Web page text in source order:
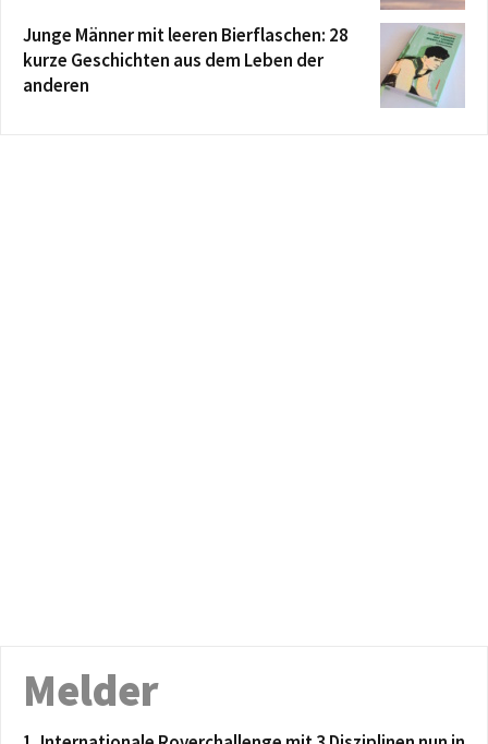
Junge Männer mit leeren Bierflaschen: 28
kurze Geschichten aus dem Leben der
anderen
Melder